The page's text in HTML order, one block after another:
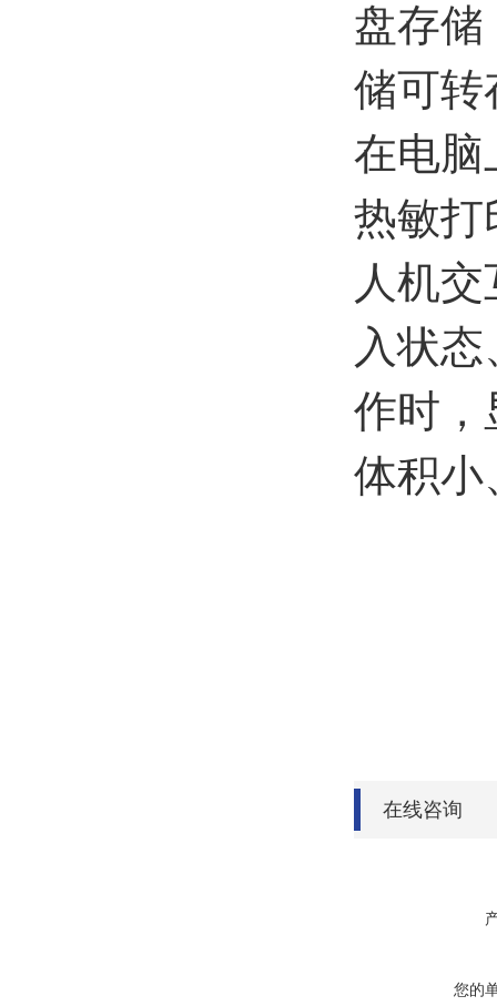
盘存储
储可转
在电脑
热敏打
人机
入状
作时，
体积小
在线咨询
您的